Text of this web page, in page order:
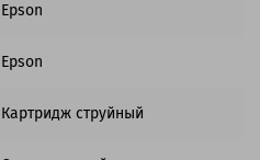
Epson
Epson
Картридж струйный